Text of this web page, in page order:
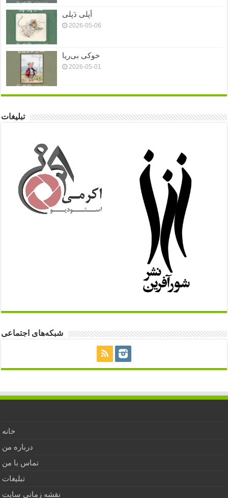
اَپلی دَپلی
2026-05-06
خوکی بی‌ریا
2026-05-01
تبلیغات
شبکه‌های اجتماعی
خانه
درباره من
تماس با من
تبلیغات
نقشه زمانی سایت